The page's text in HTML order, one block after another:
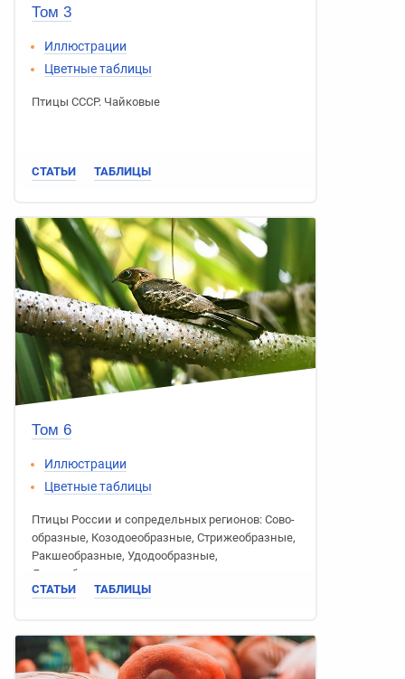
Том 3
Иллюстрации
Цветные таблицы
Птицы СССР. Чайковые
СТАТЬИ ТАБЛИЦЫ
Том 6
Иллюстрации
Цветные таблицы
Птицы России и сопредельных регионов: Сово­
образные, Козодое­образные, Стриже­образные,
Ракше­образные, Удодо­образные,
Дятлообразные
СТАТЬИ
ТАБЛИЦЫ